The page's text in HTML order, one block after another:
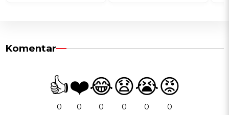
Komentar
👍
0
❤️
0
😂
0
😧
0
😭
0
😡
0